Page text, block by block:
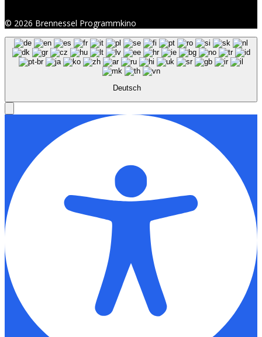
© 2026 Brennessel Programmkino
Deutsch